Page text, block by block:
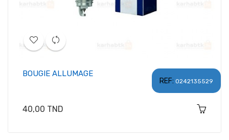
REF: 0242135529
BOUGIE ALLUMAGE
Prix
40,00 TND